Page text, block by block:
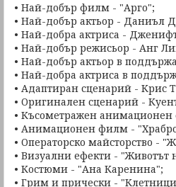
• Най-добър филм - "Арго";
• Най-добър актьор - Даниъл
• Най-добра актриса -
• Най-добър режисьор - Анг
• Най-добър актьор в
• Най-добра актриса в
• Адаптиран сценарий - Крис
• Оригинален сценарий -
• Късометражен
• Анимационен филм -
• Операторско майсторство -
• Визуални ефекти - "Животът
• Костюми - "Ана Каренина";
• Грим и прически -